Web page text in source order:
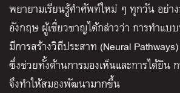
พยายามเรียนรู้คำศัพท์ใหม่ ๆ ทุกวัน อย่า
อังกฤษ ผู้เชี่ยวชาญได้กล่าวว่า การทำแบ
มีการสร้างวิถีประสาท (Neural
ซึ่งช่วยทั้งด้านการมองเห็นและการได้ยิน
จึงทำให้สมองพัฒนามากขึ้น